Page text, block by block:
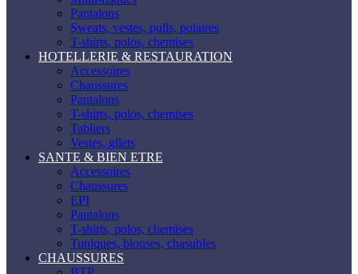
Pantalons
Sweats, vestes, pulls, polaires
T-shirts, polos, chemises
HOTELLERIE & RESTAURATION
Accessoires
Chaussures
Pantalons
T-shirts, polos, chemises
Tabliers
Vestes, gilets
SANTE & BIEN ETRE
Accessoires
Chaussures
EPI
Pantalons
T-shirts, polos, chemises
Tuniques, blouses, chasubles
CHAUSSURES